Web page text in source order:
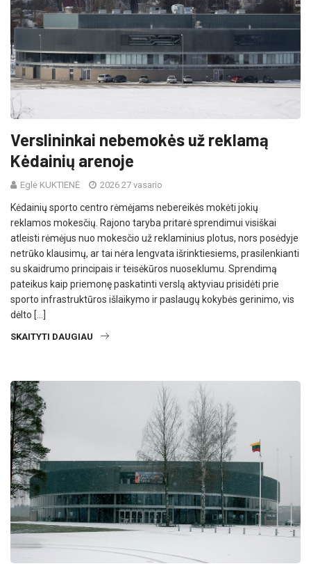
Verslininkai nebemokės už reklamą
Kėdainių arenoje
Eglė KUKTIENĖ 2026 27 vasario
Kėdainių sporto centro rėmėjams nebereikės mokėti jokių
reklamos mokesčių. Rajono taryba pritarė sprendimui visiškai
atleisti rėmėjus nuo mokesčio už reklaminius plotus, nors posėdyje
netrūko klausimų, ar tai nėra lengvata išrinktiesiems, prasilenkianti
su skaidrumo principais ir teisėkūros nuoseklumu. Sprendimą
pateikus kaip priemonę paskatinti verslą aktyviau prisidėti prie
sporto infrastruktūros išlaikymo ir paslaugų kokybės gerinimo, vis
dėlto […]
SKAITYTI DAUGIAU